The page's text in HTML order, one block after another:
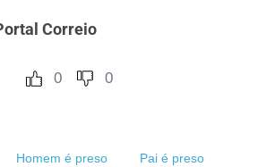
Correio
0 0
Homem é preso
Pai é preso